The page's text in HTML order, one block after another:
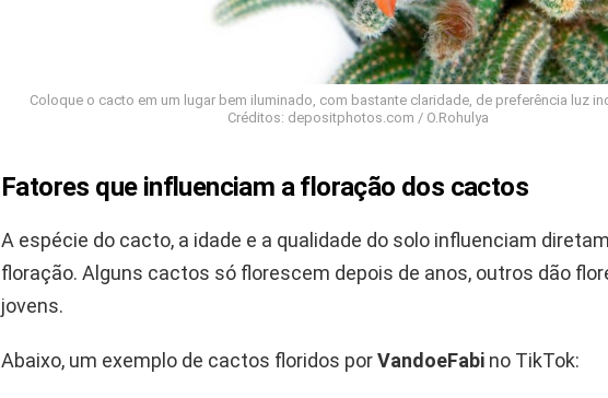
Coloque o cacto em um lugar bem iluminado, com bastante claridade, de preferência luz
Créditos: depositphotos.com / O.Rohulya
Fatores que influenciam a floração dos cactos
A espécie do cacto, a idade e a qualidade do solo influenciam
floração. Alguns cactos só florescem depois de anos, outros dão
jovens.
Abaixo, um exemplo de cactos floridos porVandoeFabi no TikTok: